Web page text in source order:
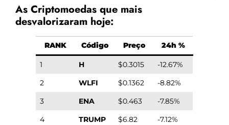
As Criptomoedas que mais
desvalorizaram hoje:
RANK Código Preço 24h %
1 H $0.3015
-12.67%
2
WLFI $0.1362
-8.82%
3
ENA $0.463
-7.85%
4
TRUMP $6.82
-7.12%